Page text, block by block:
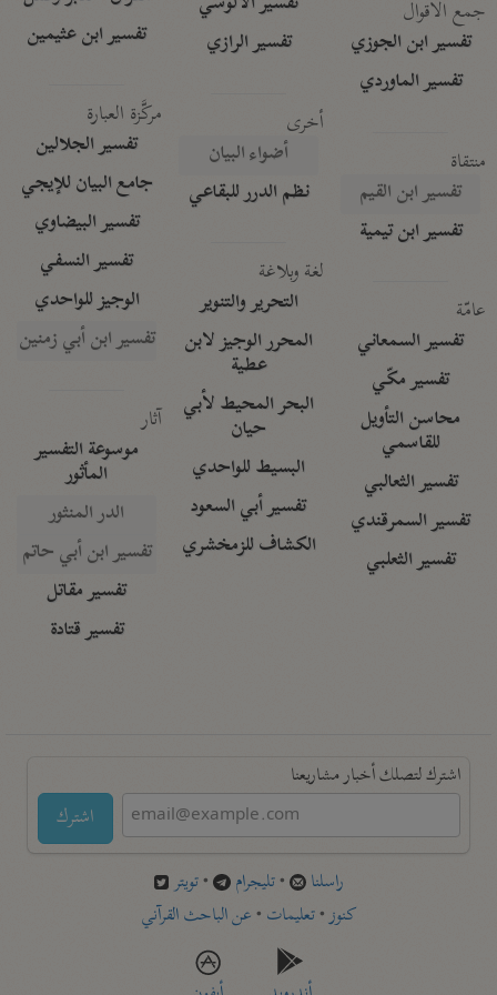
جمع الأقوال
تفسير ابن الجوزي
تفسير الماوردي
منتقاة
تفسير ابن القيم
تفسير ابن تيمية
عامّة
تفسير السمعاني
تفسير مكّي
محاسن التأويل
للقاسمي
تفسير الثعالبي
تفسير السمرقندي
تفسير الثعلبي
تفسير الرازي
أخرى
أضواء البيان
نظم الدرر للبقاعي
لغة وبلاغة
التحرير والتنوير
المحرر الوجيز لابن
عطية
البحر المحيط لأبي
حيان
البسيط للواحدي
تفسير أبي السعود
الكشاف للزمخشري
تفسير ابن عثيمين
مركَّزة العبارة
تفسير الجلالين
جامع البيان للإيجي
تفسير البيضاوي
تفسير النسفي
الوجيز للواحدي
تفسير ابن أبي زمنين
آثار
موسوعة التفسير
المأثور
الدر المنثور
تفسير ابن أبي حاتم
تفسير مقاتل
تفسير قتادة
اشترك لتصلك أخبار مشاريعنا
اشترك
راسلنا •تليجرام •تويتر
كنوز•تعليمات •عن الباحث القرآني